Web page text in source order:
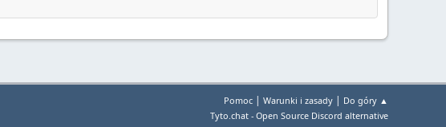
Pomoc | Warunki i zasady | Do góry ▲
Tyto.chat - Open Source Discord alternative